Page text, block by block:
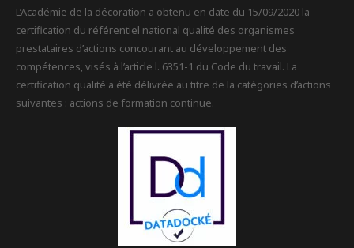
L’Académie de la décoration a obtenu en date du 15/09/2020 la
certification du référentiel national qualité des organismes
prestataires d’actions concourant au développement des
compétences, visés à l’article l. 6351-1 du Code du travail. La
certification qualité a été délivrée au titre de la catégories d’actions
suivantes : actions de formation continue.